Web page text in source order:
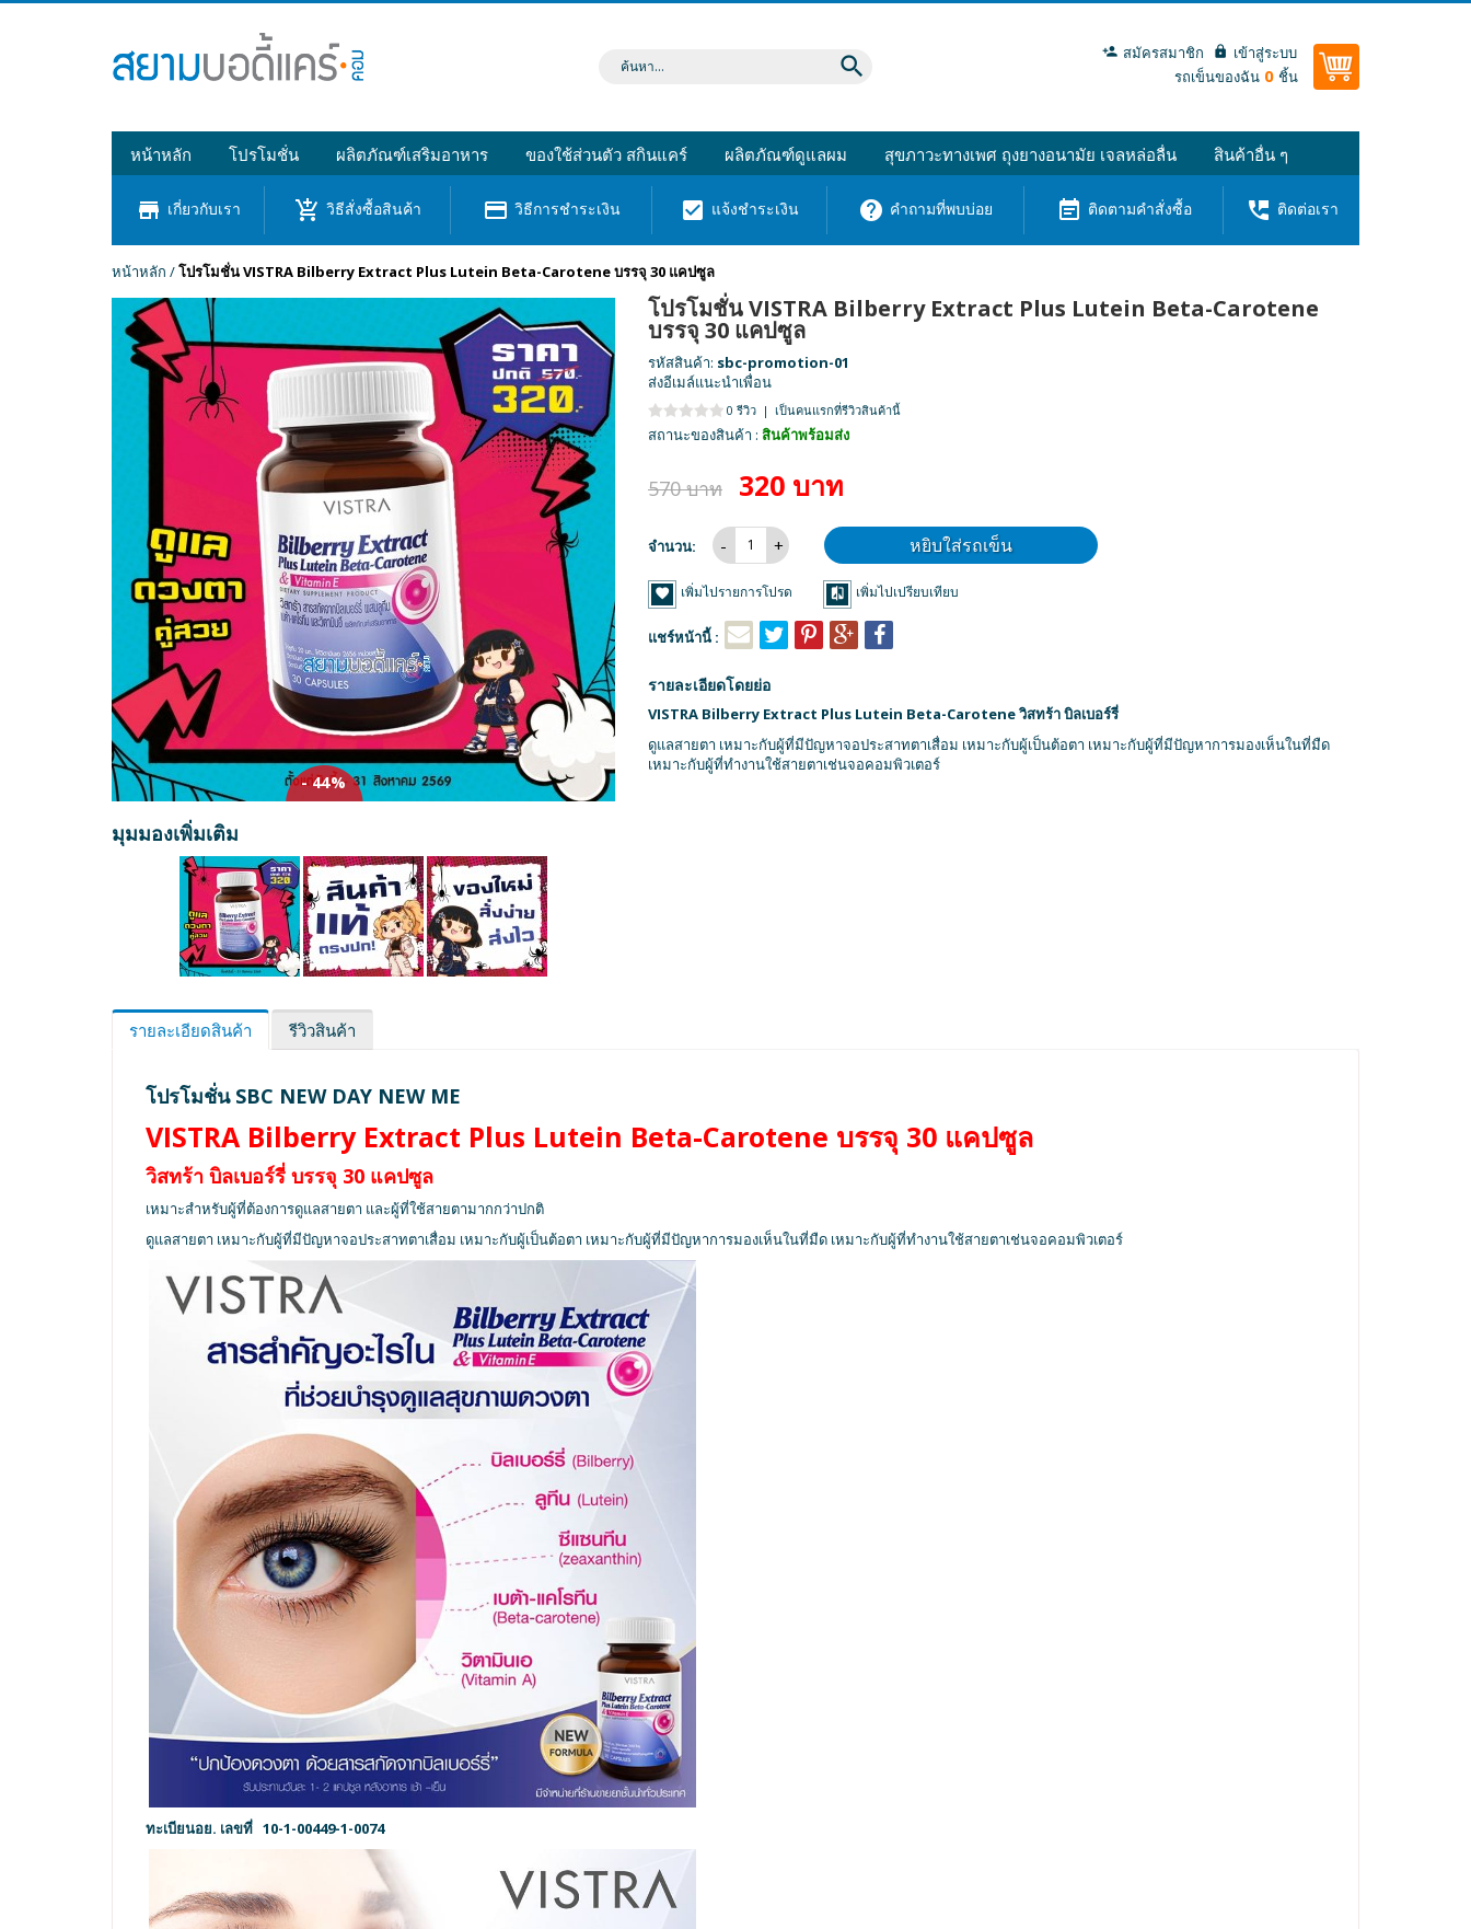
รถเข็นของฉัน 0 ชิ้น
สมัครสมาชิก เข้าสู่ระบบ
search
หน้าหลัก โปรโมชั่น ผลิตภัณฑ์เสริมอาหาร ของใช้ส่วนตัว สกินแคร์ ผลิตภัณฑ์ดูแลผม สุขภาวะทางเพศ ถุงยางอนามัย เจลหล่อลื่น สินค้าอื่น ๆ
store เกี่ยวกับเรา add_shopping_cart วิธีสั่งซื้อสินค้า credit_card วิธีการชำระเงิน check_box แจ้งชำระเงิน help คำถามที่พบบ่อย event_note ติดตามคำสั่งซื้อ perm_phone_msg ติดต่อเรา
หน้าหลัก /โปรโมชั่น VISTRA Bilberry Extract Plus Lutein Beta-Carotene บรรจุ 30 แคปซูล
- 44%
มุมมองเพิ่มเติม
โปรโมชั่น VISTRA Bilberry Extract Plus Lutein Beta-Carotene
บรรจุ 30 แคปซูล
รหัสสินค้า: sbc-promotion-01
ส่งอีเมล์แนะนำเพื่อน
0 รีวิว | เป็นคนแรกที่รีวิวสินค้านี้
สถานะของสินค้า : สินค้าพร้อมส่ง
570 บาท 320 บาท
จำนวน: หยิบใส่รถเข็น
เพิ่มไปรายการโปรด เพิ่มไปเปรียบเทียบ
แชร์หน้านี้ :
รายละเอียดโดยย่อ
VISTRA Bilberry Extract Plus Lutein Beta-Carotene วิสทร้า บิลเบอร์รี่
ดูแลสายตา เหมาะกับผู้ที่มีปัญหาจอประสาทตาเสื่อม เหมาะกับผู้เป็นต้อตา เหมาะกับผู้ที่มีปัญหาการมองเห็นในที่มืด
เหมาะกับผู้ที่ทำงานใช้สายตาเช่นจอคอมพิวเตอร์
รายละเอียดสินค้า รีวิวสินค้า
โปรโมชั่น SBC NEW DAY NEW ME
VISTRA Bilberry Extract Plus Lutein Beta-Carotene บรรจุ 30 แคปซูล
วิสทร้า บิลเบอร์รี่ บรรจุ 30 แคปซูล
เหมาะสำหรับผู้ที่ต้องการดูแลสายตา และผู้ที่ใช้สายตามากกว่าปกติ
ดูแลสายตา เหมาะกับผู้ที่มีปัญหาจอประสาทตาเสื่อม เหมาะกับผู้เป็นต้อตา เหมาะกับผู้ที่มีปัญหาการมองเห็นในที่มืด เหมาะกับผู้ที่ทำงานใช้สายตาเช่นจอคอมพิวเตอร์
ทะเบียนอย. เลขที่ 10-1-00449-1-0074